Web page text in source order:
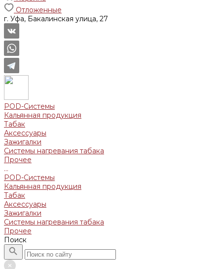
Отложенные
г. Уфа, Бакалинская улица, 27
POD-Системы
Кальянная продукция
Табак
Аксессуары
Зажигалки
Системы нагревания табака
Прочее
...
POD-Системы
Кальянная продукция
Табак
Аксессуары
Зажигалки
Системы нагревания табака
Прочее
Поиск